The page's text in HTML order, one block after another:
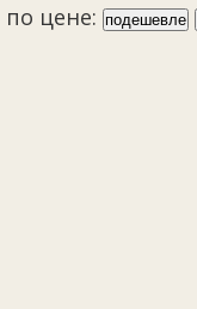
цене: подешевле